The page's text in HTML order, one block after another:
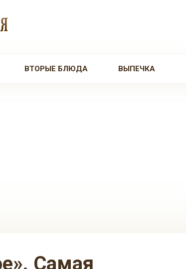
ВТОРЫЕ БЛЮДА ВЫПЕЧКА